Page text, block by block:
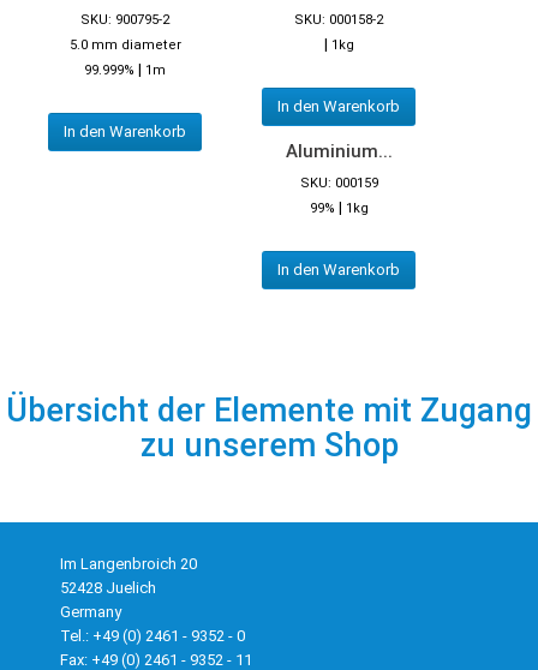
SKU: 900795-2
5.0 mm diameter
99.999% | 1m
In den Warenkorb
SKU: 000158-2
| 1kg
In den Warenkorb
Aluminium...
SKU: 000159
99% | 1kg
In den Warenkorb
Übersicht der Elemente mit Zugang
zu unserem Shop
Im Langenbroich 20
52428 Juelich
Germany
Tel.: +49 (0) 2461 - 9352 - 0
Fax: +49 (0) 2461 - 9352 - 11